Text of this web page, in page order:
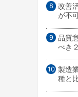
改善
が不
品質
べき
製造
種と